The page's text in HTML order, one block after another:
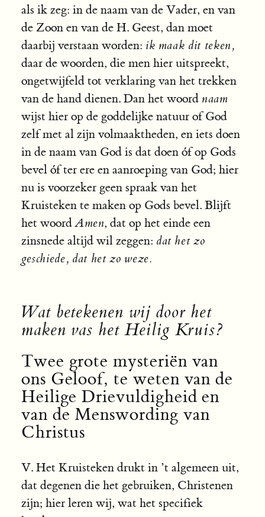
als ik zeg: in de naam van de Vader, en van
de Zoon en van de H. Geest, dan moet
daarbij verstaan worden: ik maak dit teken,
daar de woorden, die men hier uitspreekt,
ongetwijfeld tot verklaring van het trekken
van de hand dienen. Dan het woord naam
wijst hier op de goddelijke natuur of God
zelf met al zijn volmaaktheden, en iets doen
in de naam van God is dat doen óf op Gods
bevel óf ter ere en aanroeping van God; hier
nu is voorzeker geen spraak van het
Kruisteken te maken op Gods bevel. Blijft
het woordAmen, dat op het einde een
zinsnede altijd wil zeggen: dat het zo
geschiede, dat het zo weze.
Wat betekenen wij door het
maken vas het Heilig Kruis?
Twee grote mysteriën van
ons Geloof, te weten van de
Heilige Drievuldigheid en
van de Menswording van
Christus
V. Het Kruisteken drukt in ’t algemeen uit,
dat degenen die het gebruiken, Christenen
zijn; hier leren wij, wat het specifiek